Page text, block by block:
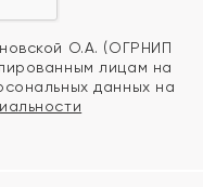
О.А. (ОГРНИП
лицам на
данных на